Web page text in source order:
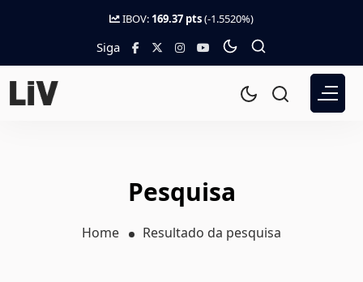
IBOV: 169.37 pts(-1.5520%)
Siga
Pesquisa
Home Resultado da pesquisa